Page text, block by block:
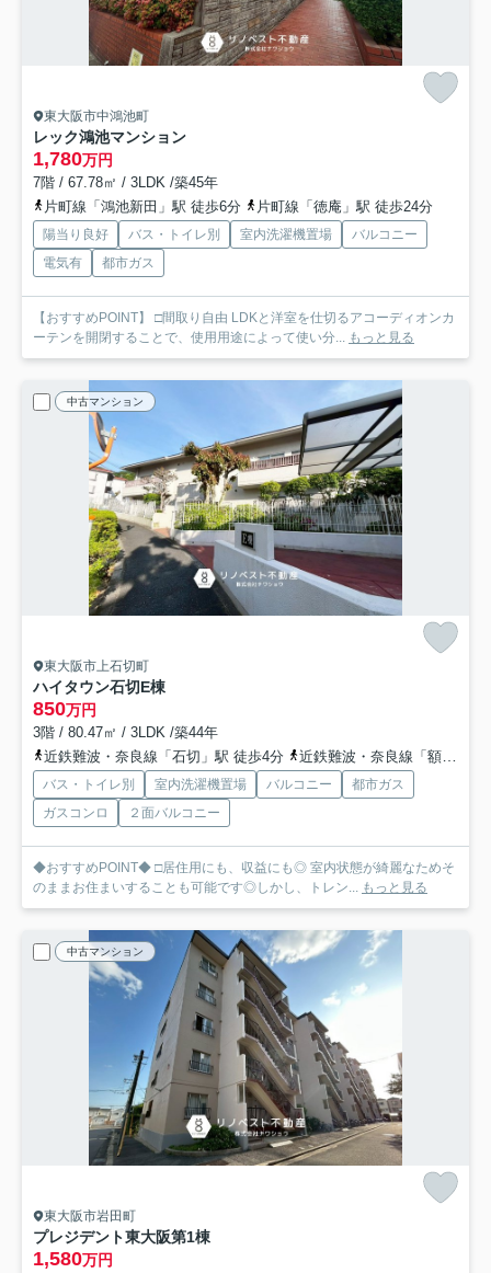
東大阪市中鴻池町
レック鴻池マンション
1,780万円
7階 / 67.78㎡ / 3LDK /築45年
片町線「鴻池新田」駅 徒歩6分
片町線「徳庵」駅 徒歩24分
陽当り良好 バス・トイレ別 室内洗濯機置場
バルコニー
電気有
都市ガス
【おすすめPOINT】 □間取り自由 LDKと洋室を仕切るアコーディオンカ
ーテンを開閉することで、使用用途によって使い分... もっと見る
中古マンション
東大阪市上石切町
ハイタウン石切E棟
850万円
3階 / 80.47㎡ / 3LDK /築44年
近鉄難波・奈良線「石切」駅 徒歩4分
近鉄難波・奈良線「額田」駅 徒歩17分
バス・トイレ別 室内洗濯機置場 バルコニー
都市ガス
ガスコンロ
２面バルコニー
◆おすすめPOINT◆ □居住用にも、収益にも◎ 室内状態が綺麗なためそ
のままお住まいすることも可能です◎しかし、トレン... もっと見る
中古マンション
東大阪市岩田町
プレジデント東大阪第1棟
1,580万円